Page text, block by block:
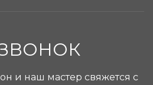
и наш мастер свяжется с